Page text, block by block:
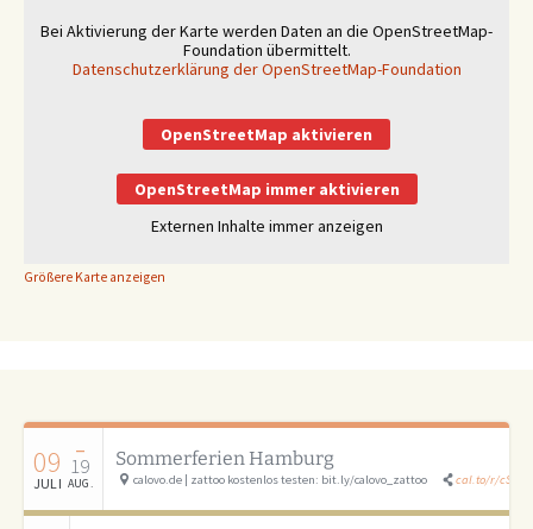
Bei Aktivierung der Karte werden Daten an die OpenStreetMap-
Foundation übermittelt.
Datenschutzerklärung der OpenStreetMap-Foundation
OpenStreetMap aktivieren
OpenStreetMap immer aktivieren
Externen Inhalte immer anzeigen
Größere Karte anzeigen
09
JULI
–
19
AUG.
Sommerferien Hamburg
calovo.de | zattoo kostenlos testen: bit.ly/calovo_zattoo cal.to/r/cSAU